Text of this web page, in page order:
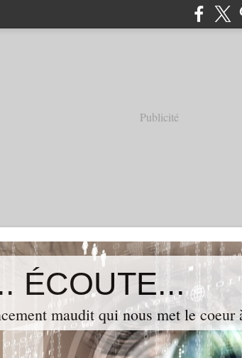
Publicité
ÉCOUTE...
maudit qui nous met le coeur